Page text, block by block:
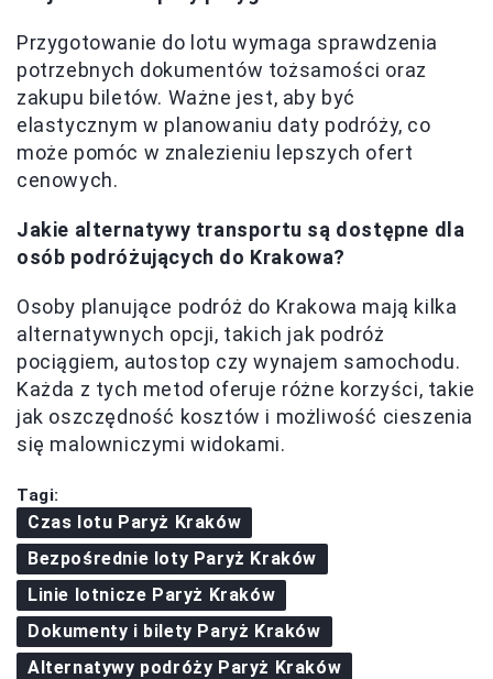
Przygotowanie do lotu wymaga sprawdzenia
potrzebnych dokumentów tożsamości oraz
zakupu biletów. Ważne jest, aby być
elastycznym w planowaniu daty podróży, co
może pomóc w znalezieniu lepszych ofert
cenowych.
Jakie alternatywy transportu są dostępne dla
osób podróżujących do Krakowa?
Osoby planujące podróż do Krakowa mają kilka
alternatywnych opcji, takich jak podróż
pociągiem, autostop czy wynajem samochodu.
Każda z tych metod oferuje różne korzyści, takie
jak oszczędność kosztów i możliwość cieszenia
się malowniczymi widokami.
Tagi:
Czas lotu Paryż Kraków
Bezpośrednie loty Paryż Kraków
Linie lotnicze Paryż Kraków
Dokumenty i bilety Paryż Kraków
Alternatywy podróży Paryż Kraków